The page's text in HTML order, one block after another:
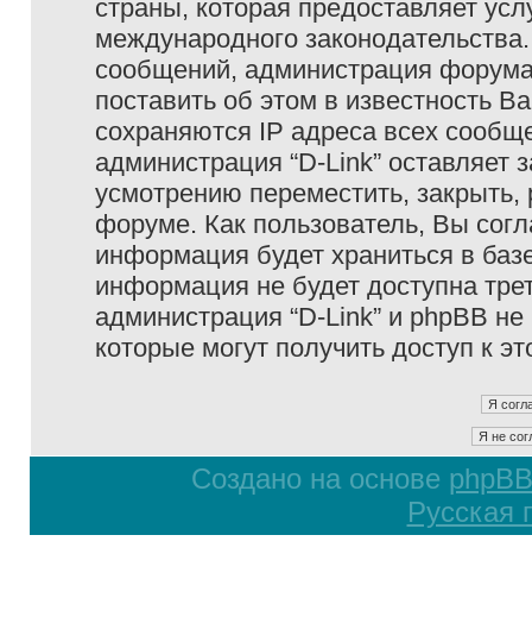
страны, которая предоставляет
международного
сообщений, администрация
поставить об этом в известность
сохраняются IP адреса всех
администрация “D-Link”
усмотрению переместить,
форуме. Как пользователь, Вы
информация будет храниться в
информация не будет доступна
администрация “D-Link” и phpBB
которые могут получить доступ к
Создано на основе phpBB
Русская